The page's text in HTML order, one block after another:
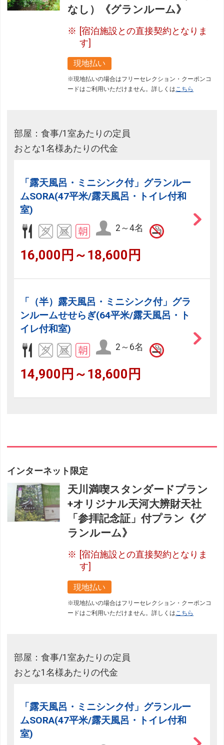
なし）《グランルーム》
[宿泊施設との直接契約となりま
す]
現地払い
※現地払いの場合はフリーセレクション・クーポンコ
ードはご利用いただけません。詳しくはこちら
部屋：食事/1室あたりの定員
おとな1名様あたりの代金
「露天風呂・ミニシンク付」グランルー
ムSORA(47平米/露天風呂・トイレ付和
室)
2～4名
16,000円～18,600円
「（半）露天風呂・ミニシンク付」グラ
ンルームせせらぎ(64平米/露天風呂・ト
イレ付和室)
2～6名
14,900円～18,600円
インターネット限定
天川満喫スタンダードプラン
+オリジナル天河大辨財天社
「参拝記念証」付プラン《グ
ランルーム》
[宿泊施設との直接契約となりま
す]
現地払い
※現地払いの場合はフリーセレクション・クーポンコ
ードはご利用いただけません。詳しくはこちら
部屋：食事/1室あたりの定員
おとな1名様あたりの代金
「露天風呂・ミニシンク付」グランルー
ムSORA(47平米/露天風呂・トイレ付和
室)